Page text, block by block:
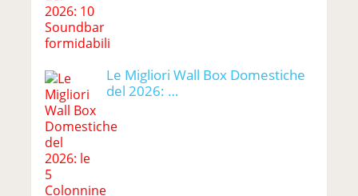
Le Migliori Wall Box Domestiche
del 2026: …